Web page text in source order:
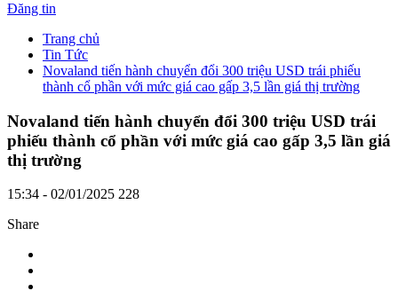
Đăng tin
Trang chủ
Tin Tức
Novaland tiến hành chuyển đổi 300 triệu USD trái phiếu
thành cổ phần với mức giá cao gấp 3,5 lần giá thị trường
Novaland tiến hành chuyển đổi 300 triệu USD trái
phiếu thành cổ phần với mức giá cao gấp 3,5 lần giá
thị trường
15:34 - 02/01/2025 228
Share